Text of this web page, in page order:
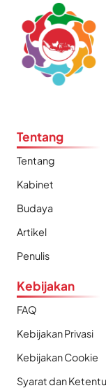
Tentang
Tentang
Kabinet
Budaya
Artikel
Penulis
Kebijakan
FAQ
Kebijakan Privasi
Kebijakan Cookie
Syarat dan